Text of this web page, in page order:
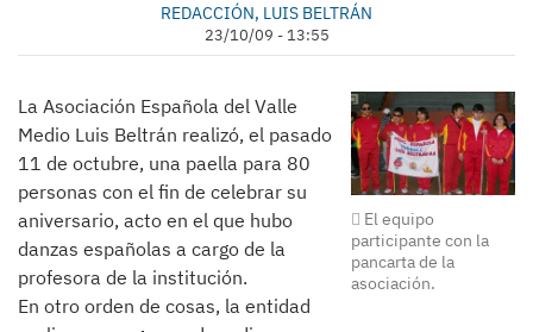
REDACCIÓN, LUIS BELTRÁN
23/10/09 - 13:55
El equipo
participante con la
pancarta de la
asociación.
La Asociación Española del Valle
Medio Luis Beltrán realizó, el pasado
11 de octubre, una paella para 80
personas con el fin de celebrar su
aniversario, acto en el que hubo
danzas españolas a cargo de la
profesora de la institución.
En otro orden de cosas, la entidad